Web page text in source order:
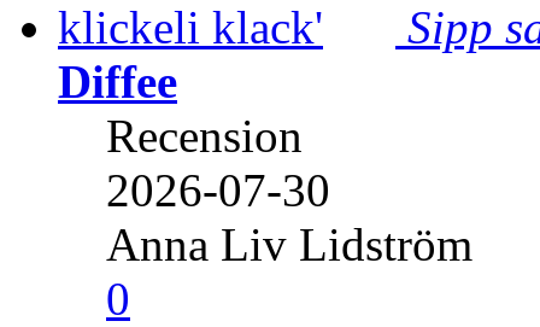
Sipp
Diffee
Recension
2026-07-30
Anna Liv Lidström
0